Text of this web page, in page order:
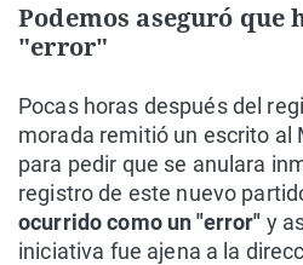
Podemos aseguró que
"error"
Pocas horas después del
morada remitió un escrito al
para pedir que se anulara
registro de este nuevo
ocurrido como un "error" y
iniciativa fue ajena a la